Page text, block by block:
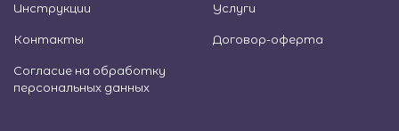
Инструкции Услуги
Контакты Договор-оферта
Согласие на обработку
персональных данных